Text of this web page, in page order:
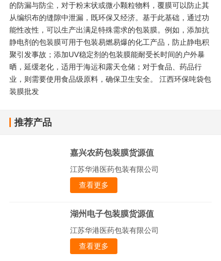
的防漏与防尘，对于粉末状或微小颗粒物料，覆膜可以防止其
从编织布的缝隙中泄漏，既环保又经济。基于此基础，通过功
能性改性，可以生产出满足特殊需求的包装膜。例如，添加抗
静电剂的包装膜可用于包装易燃易爆的化工产品，防止静电积
聚引发事故；添加UV稳定剂的包装膜能耐受长时间的户外暴
晒，延缓老化，适用于海运和露天仓储；对于食品、药品行
业，则需要使用食品级原料，确保卫生安全。 江西环保吨袋包
装膜批发
推荐产品
嘉兴农药包装膜货源值
江苏华港医药包装有限公司
查看更多
湖州电子包装膜货源值
江苏华港医药包装有限公司
查看更多